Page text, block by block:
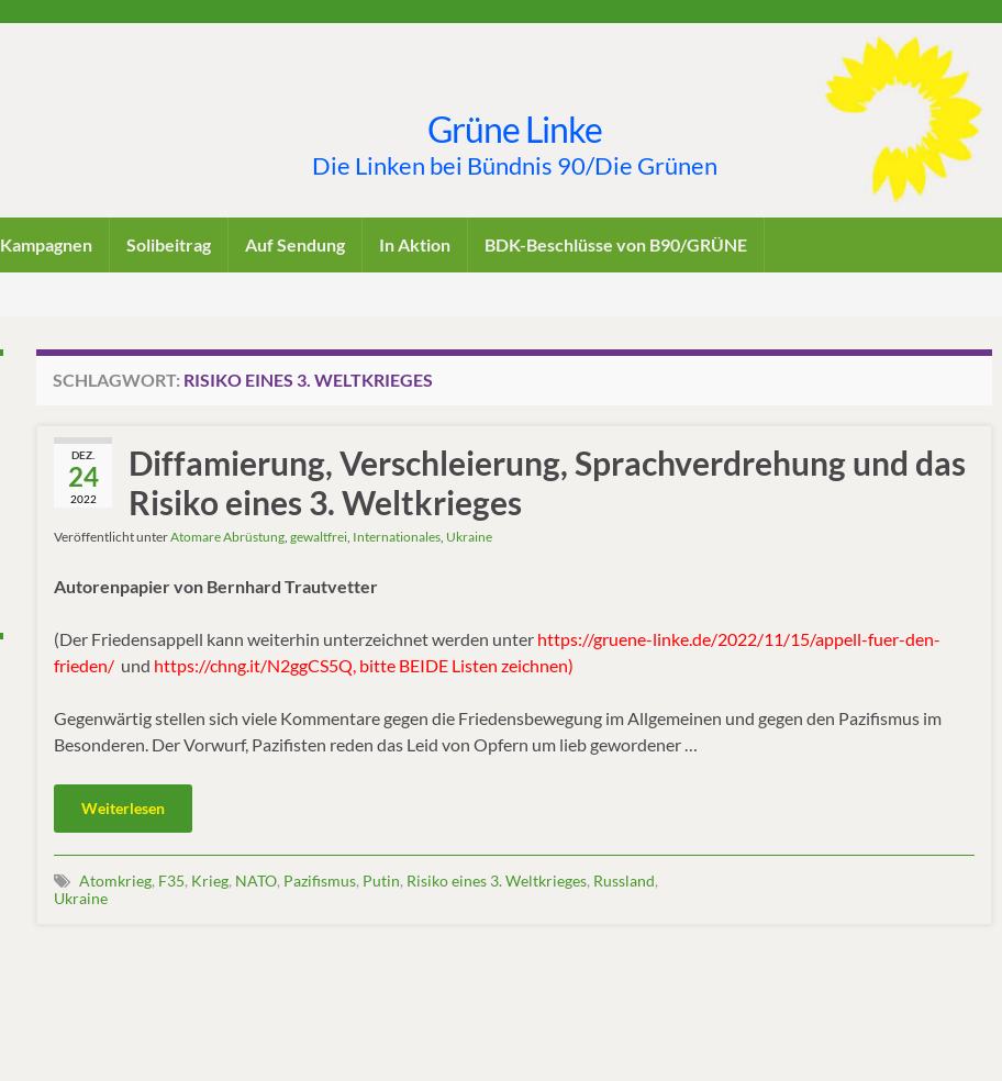
Grüne Linke
Die Linken bei Bündnis 90/Die Grünen
Kampagnen Solibeitrag Auf Sendung In Aktion BDK-Beschlüsse von B90/GRÜNE
SCHLAGWORT: RISIKO EINES 3. WELTKRIEGES
DEZ.
24
2022
Diffamierung, Verschleierung, Sprachverdrehung und das
Risiko eines 3. Weltkrieges
Veröffentlicht unterAtomare Abrüstung gewaltfrei Internationales Ukraine
Autorenpapier von Bernhard Trautvetter
(Der Friedensappell kann weiterhin unterzeichnet werden unter https://gruene-linke.de/2022/11/15/appell-fuer-den-
frieden/ und https://chng.it/N2ggCS5Q, bitte BEIDE Listen zeichnen)
Gegenwärtig stellen sich viele Kommentare gegen die Friedensbewegung im Allgemeinen und gegen den Pazifismus im
Besonderen. Der Vorwurf, Pazifisten reden das Leid von Opfern um lieb gewordener …
Weiterlesen
Atomkrieg, F35, Krieg, NATO, Pazifismus, Putin, Risiko eines 3. Weltkrieges, Russland,
Ukraine